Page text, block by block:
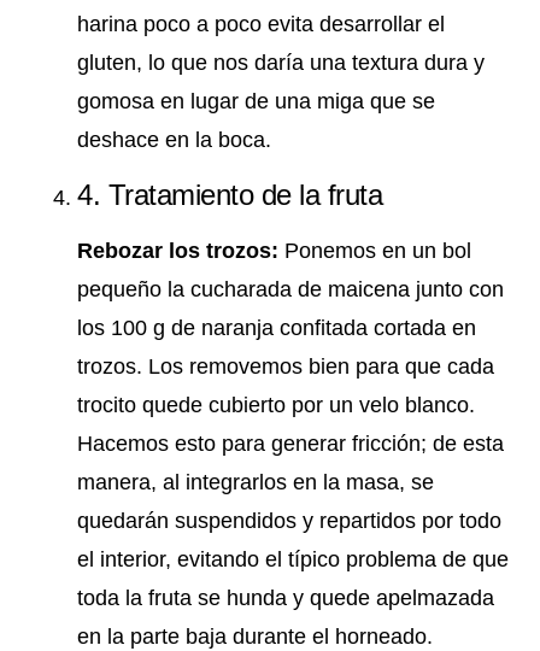
harina poco a poco evita desarrollar el
gluten, lo que nos daría una textura dura y
gomosa en lugar de una miga que se
deshace en la boca.
4. Tratamiento de la fruta
Rebozar los trozos: Ponemos en un bol
pequeño la cucharada de maicena junto con
los 100 g de naranja confitada cortada en
trozos. Los removemos bien para que cada
trocito quede cubierto por un velo blanco.
Hacemos esto para generar fricción; de esta
manera, al integrarlos en la masa, se
quedarán suspendidos y repartidos por todo
el interior, evitando el típico problema de que
toda la fruta se hunda y quede apelmazada
en la parte baja durante el horneado.